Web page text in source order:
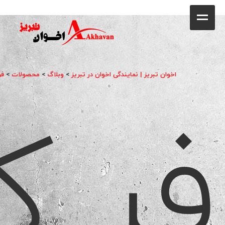
فروشگاه
محصولات
جشنواره فروش ویژه
کاتالوگ
گالری
وبلاگ
تماس با ما
اخوان تبریز | نمایندگی اخوان در تبریز>وبلاگ>محصولات>